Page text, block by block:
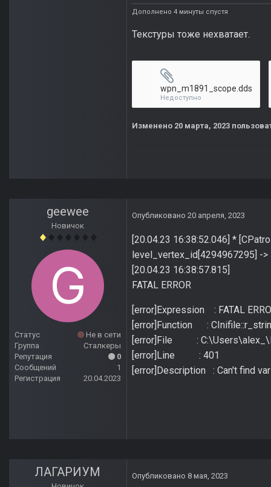
Дополнено 4 минуты спустя
Текстуры тоже нехватает.
wpn_m1891_scope.dds
Недоступно
Изменено 20 марта, 2023
geewee
Новичок
Статус
Не в сети
Группа
Сталкеры
Репутация
0
Сообщений
1
Регистрация
20.04.2023
Опубликовано 20 апреля, 2023
[20.04.23 16:38:52.046] *
level_vertex_id[4294967295] ->
[20.04.23 16:38:57.815]
FATAL ERROR
[error]Expression : FATAL
[error]Function :
[error]File :
[error]Line : 401
[error]Description : Can't find
ЛАГАРИУМ Опубликовано 8 мая, 2023